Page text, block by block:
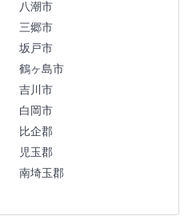
八潮市
三郷市
坂戸市
鶴ヶ島市
吉川市
白岡市
比企郡
児玉郡
南埼玉郡